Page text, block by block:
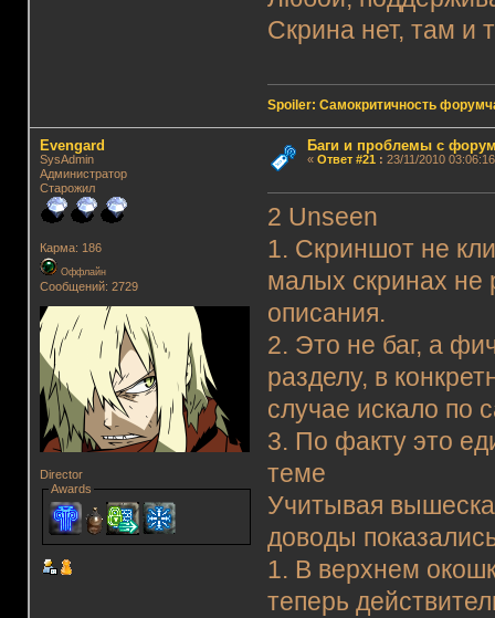
Скрина нет, там и
Spoiler: Самокритичность
Evengard
SysAdmin
Администратор
Старожил
Карма: 186
Оффлайн
Сообщений: 2729
Director
Awards
Баги и проблемы с
« Ответ #21: 23/11/2010
2 Unseen
1. Скриншот не
малых скринах не
описания.
2. Это не баг, а
разделу, в
случае искало по
3. По факту это
теме
Учитывая
доводы
1. В верхнем
теперь